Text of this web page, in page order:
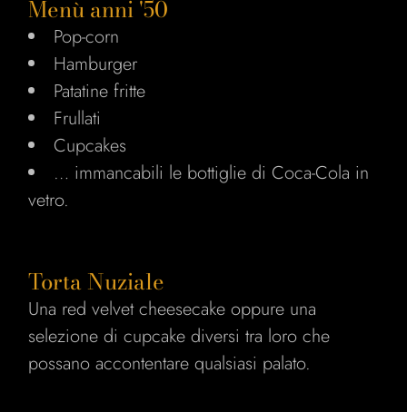
Menù anni '50
Pop-corn
Hamburger
Patatine fritte
Frullati
Cupcakes
… immancabili le bottiglie di Coca-Cola in
vetro.
Torta Nuziale
Una red velvet cheesecake oppure una
selezione di cupcake diversi tra loro che
possano accontentare qualsiasi palato.